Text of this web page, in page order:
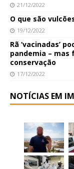
21/12/2022
O que são
19/12/2022
Rã ‘vacinadas’
pandemia – mas
conservação
17/12/2022
NOTÍCIAS EM